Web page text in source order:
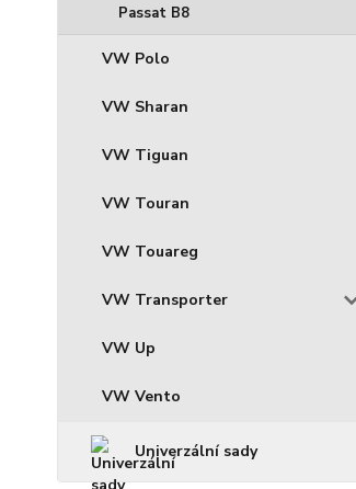
Passat B8
VW Polo
VW Sharan
VW Tiguan
VW Touran
VW Touareg
VW Transporter
VW Up
VW Vento
Univerzální sady